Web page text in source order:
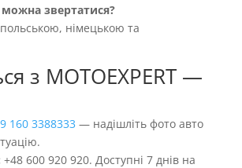
звертатися?
німецькою та
з MOTOEXPERT —
160 3388333 — надішліть фото авто
+48 600 920 920. Доступні 7 днів на